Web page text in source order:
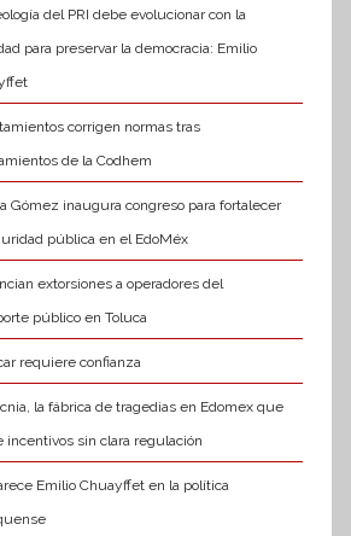
del PRI debe evolucionar con la
para preservar la democracia: Emilio
corrigen normas tras
de la Codhem
Gómez inaugura congreso para fortalecer
pública en el EdoMéx
extorsiones a operadores del
público en Toluca
requiere confianza
la fábrica de tragedias en Edomex que
incentivos sin clara regulación
Emilio Chuayffet en la política